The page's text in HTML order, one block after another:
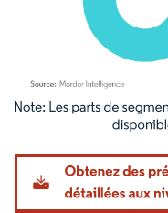
Image © Mordor Intelligence.